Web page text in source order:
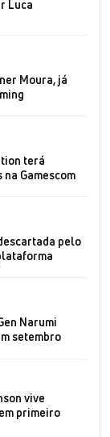
Luca
Moura, já
terá
Gamescom
pelo
Narumi
setembro
vive
primeiro